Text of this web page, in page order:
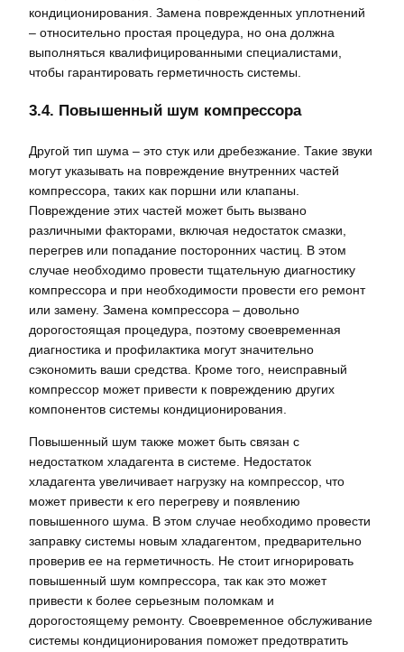
кондиционирования. Замена поврежденных уплотнений
– относительно простая процедура, но она должна
выполняться квалифицированными специалистами,
чтобы гарантировать герметичность системы.
3.4. Повышенный шум компрессора
Другой тип шума – это стук или дребезжание. Такие звуки
могут указывать на повреждение внутренних частей
компрессора, таких как поршни или клапаны.
Повреждение этих частей может быть вызвано
различными факторами, включая недостаток смазки,
перегрев или попадание посторонних частиц. В этом
случае необходимо провести тщательную диагностику
компрессора и при необходимости провести его ремонт
или замену. Замена компрессора – довольно
дорогостоящая процедура, поэтому своевременная
диагностика и профилактика могут значительно
сэкономить ваши средства. Кроме того, неисправный
компрессор может привести к повреждению других
компонентов системы кондиционирования.
Повышенный шум также может быть связан с
недостатком хладагента в системе. Недостаток
хладагента увеличивает нагрузку на компрессор, что
может привести к его перегреву и появлению
повышенного шума. В этом случае необходимо провести
заправку системы новым хладагентом, предварительно
проверив ее на герметичность. Не стоит игнорировать
повышенный шум компрессора, так как это может
привести к более серьезным поломкам и
дорогостоящему ремонту. Своевременное обслуживание
системы кондиционирования поможет предотвратить